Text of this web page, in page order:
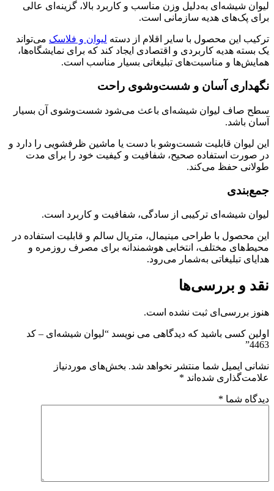
لیوان شیشه‌ای به‌دلیل وزن مناسب و کاربرد بالا، گزینه‌ای عالی
برای پک‌های هدیه سازمانی است.
ترکیب این محصول با سایر اقلام از دسته لیوان و فلاسک می‌تواند
یک بسته هدیه کاربردی و اقتصادی ایجاد کند که برای نمایشگاه‌ها،
همایش‌ها و مناسبت‌های تبلیغاتی بسیار مناسب است.
نگهداری آسان و شست‌وشوی راحت
سطح صاف لیوان شیشه‌ای باعث می‌شود شست‌وشوی آن بسیار
آسان باشد.
این لیوان قابلیت شست‌وشو با دست یا ماشین ظرفشویی را دارد و
در صورت استفاده صحیح، شفافیت و کیفیت خود را برای مدت
طولانی حفظ می‌کند.
جمع‌بندی
لیوان شیشه‌ای ترکیبی از سادگی، شفافیت و کاربرد است.
این محصول با طراحی مینیمال، متریال سالم و قابلیت استفاده در
محیط‌های مختلف، انتخابی هوشمندانه برای مصرف روزمره و
هدایای تبلیغاتی به‌شمار می‌رود.
نقد و بررسی‌ها
هنوز بررسی‌ای ثبت نشده است.
اولین کسی باشید که دیدگاهی می نویسد “لیوان شیشه‌ای – کد
4463”
نشانی ایمیل شما منتشر نخواهد شد. بخش‌های موردنیاز
علامت‌گذاری شده‌اند *
دیدگاه شما *